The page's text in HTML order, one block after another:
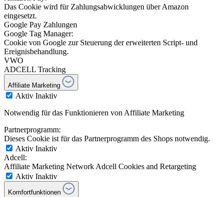
Das Cookie wird für Zahlungsabwicklungen über Amazon
eingesetzt.
Google Pay Zahlungen
Google Tag Manager:
Cookie von Google zur Steuerung der erweiterten Script- und
Ereignisbehandlung.
VWO
ADCELL Tracking
Affiliate Marketing
Aktiv Inaktiv
Notwendig für das Funktionieren von Affiliate Marketing
Partnerprogramm:
Dieses Cookie ist für das Partnerprogramm des Shops notwendig.
Aktiv Inaktiv
Adcell:
Affiliate Marketing Network Adcell Cookies and Retargeting
Aktiv Inaktiv
Komfortfunktionen